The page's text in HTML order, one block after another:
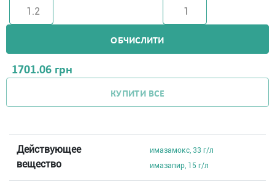
ОБЧИСЛИТИ
1701.06 грн
КУПИТИ ВСЕ
Действующее
вещество
имазамокс, 33 г/л
имазапир, 15 г/л